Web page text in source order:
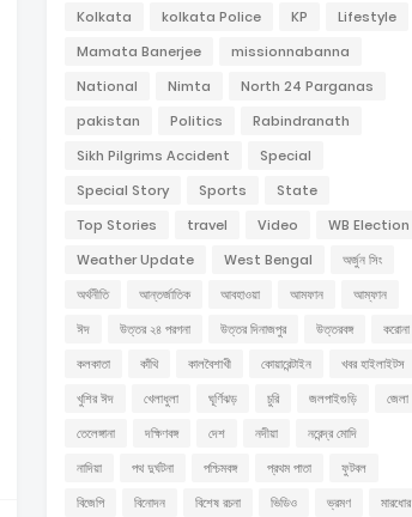
Kolkata
kolkata Police KP
Lifestyle
Mamata Banerjee
missionnabanna
National
Nimta
North 24 Parganas
pakistan
Politics
Rabindranath
Sikh Pilgrims Accident
Special
Special Story
Sports
State
Top Stories
travel Video
WB Election
Weather Update
West Bengal
অর্জুন সিং
অর্থনীতি
আন্তর্জাতিক আবহাওয়া আমফান
আম্ফান
ঈদ
উত্তর ২৪ পরগনা উত্তর দিনাজপুর উত্তরবঙ্গ
করোনা
কলকাতা
কাঁথি কালবৈশাখী কোয়ারেন্টাইন
খবর হাইলাইটস
খুশির ঈদ
খেলাধুলা ঘূর্ণিঝড় চুরি জলপাইগুড়ি
জেলা
তেলেঙ্গানা
দক্ষিণবঙ্গ দেশ নদীয়া
নরেন্দ্র মোদি
নাদিয়া
পথ দুর্ঘটনা পশ্চিমবঙ্গ প্রথম পাতা
ফুটবল
বিজেপি
বিনোদন বিশেষ রচনা ভিডিও ভ্রমণ
মারধোর